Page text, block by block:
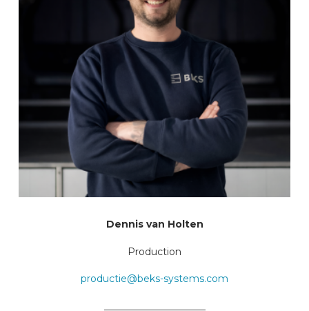
Dennis van Holten
Production
productie@beks-systems.com